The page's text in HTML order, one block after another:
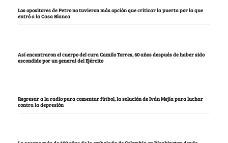
Los opositores de Petro no tuvieron más opción que criticar la puerta por la que
entró a la Casa Blanca
Así encontraron el cuerpo del cura Camilo Torres, 60 años después de haber sido
escondido por un general del Ejército
Regresar a la radio para comentar fútbol, la solución de Iván Mejía para luchar
contra la depresión